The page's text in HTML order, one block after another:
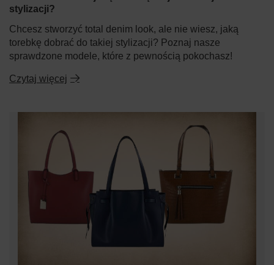
stylizacji?
Chcesz stworzyć total denim look, ale nie wiesz, jaką
torebkę dobrać do takiej stylizacji? Poznaj nasze
sprawdzone modele, które z pewnością pokochasz!
Czytaj więcej